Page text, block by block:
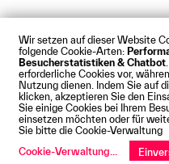
Wir setzen auf dieser Website
folgende Cookie-Arten:
Besucherstatistiken & Chatbot
erforderliche Cookies vor,
Nutzung dienen. Indem Sie auf
klicken, akzeptieren Sie den
Sie einige Cookies bei Ihrem
einsetzen möchten oder für
Sie bitte die Cookie-Verwaltung
Cookie-Verwaltung
Impressum Datenschutz
Kontakt Presse Anfahrt
© Technische